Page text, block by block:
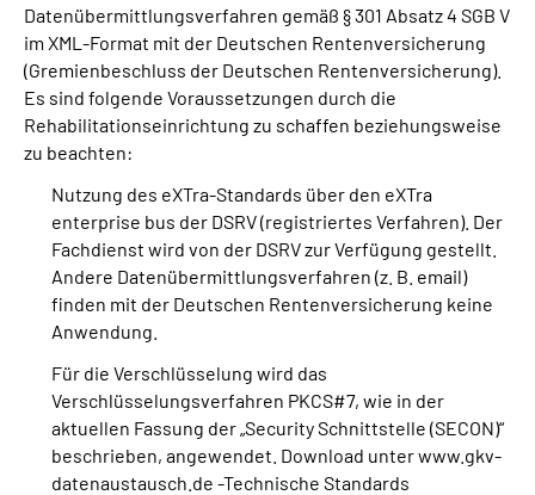
Mein Kundenportal
Datenübermittlungsverfahren gemäß § 301 Absatz 4 SGB V
im XML-Format mit der Deutschen Rentenversicherung
(Gremienbeschluss der Deutschen Rentenversicherung).
Es sind folgende Voraussetzungen durch die
Rehabilitationseinrichtung zu schaffen beziehungsweise
zu beachten:
Nutzung des eXTra-Standards über den eXTra
enterprise bus der DSRV (registriertes Verfahren). Der
Fachdienst wird von der DSRV zur Verfügung gestellt.
Andere Datenübermittlungsverfahren (z. B. email)
finden mit der Deutschen Rentenversicherung keine
Anwendung.
Für die Verschlüsselung wird das
Verschlüsselungsverfahren PKCS#7, wie in der
aktuellen Fassung der „Security Schnittstelle (SECON)“
beschrieben, angewendet. Download unter www.gkv-
datenaustausch.de -Technische Standards